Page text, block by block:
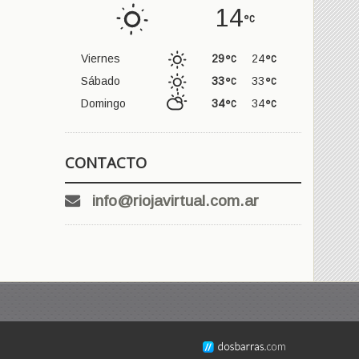
14
Viernes 24
29
Sábado
33
33
Domingo
34
34
CONTACTO
info@riojavirtual.com.ar